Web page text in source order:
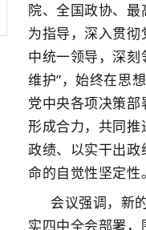
院、全国政协、
为指导，深入贯
中统一领导，深刻
维护”，始终在思
党中央各项决策
形成合力，共同
政绩、以实干出
命的自觉性坚定性
会议强调，新
实四中全会部署